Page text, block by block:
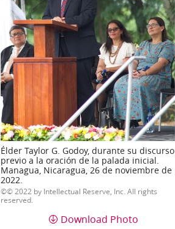
Élder Taylor G. Godoy, durante su discurso
previo a la oración de la palada inicial.
Managua, Nicaragua, 26 de noviembre de
2022.
© 2022 by Intellectual Reserve, Inc. All rights
reserved.
Download Photo